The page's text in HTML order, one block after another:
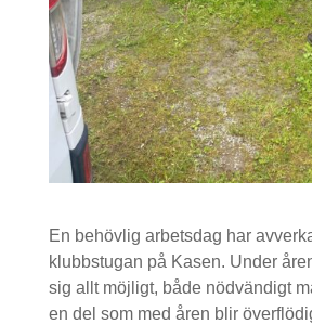
En behövlig arbetsdag har
klubbstugan på Kasen. Under
sig allt möjligt, både nödvändigt
en del som med åren blir